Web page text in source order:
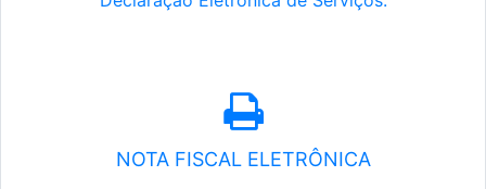
NOTA FISCAL ELETRÔNICA